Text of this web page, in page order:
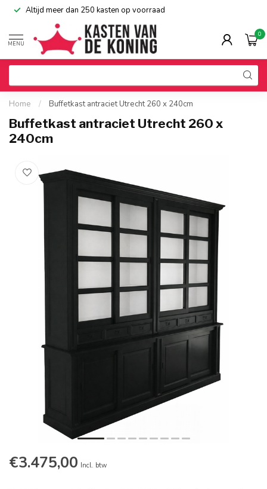
Altijd meer dan 250 kasten op voorraad
MENU
0
Home / Buffetkast antraciet Utrecht 260 x 240cm
Buffetkast antraciet Utrecht 260 x
240cm
€3.475,00 Incl. btw